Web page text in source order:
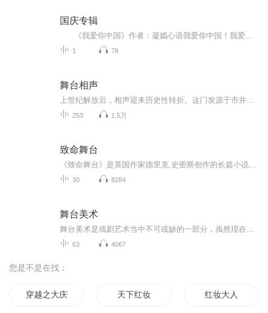
国庆专辑
1 78
舞台相声
253 1.5万
致命舞台
30 8284
舞台美术
63 4067
您是不是在找：
穿越之大庆帝国 天下红妆 红妆大人